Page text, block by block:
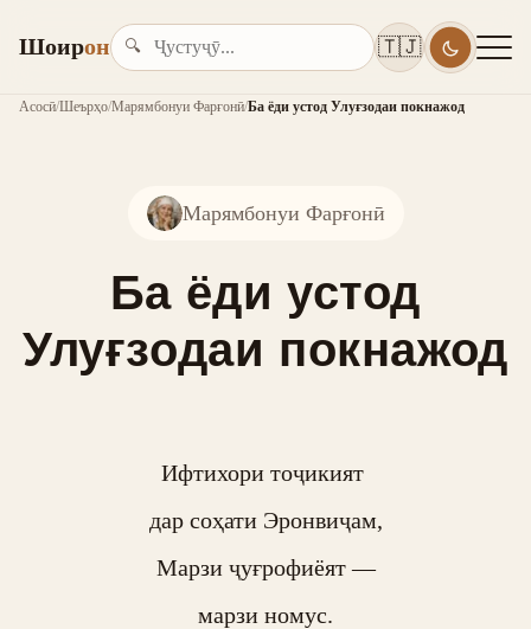
Шоирон 🔍 🇹🇯
Асосӣ/Шеърҳо/Марямбонуи Фарғонӣ/Ба ёди устод Улуғзодаи покнажод
Марямбонуи Фарғонӣ
Ба ёди устод
Улуғзодаи покнажод
Ифтихори тоҷикият
дар соҳати Эронвиҷам,
Марзи ҷуғрофиёят —
марзи номус.